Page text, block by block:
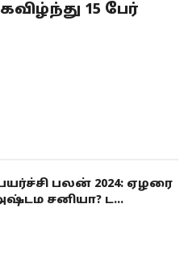
15 பேர்
பலன் 2024: ஏழரை
சனியா? ட...